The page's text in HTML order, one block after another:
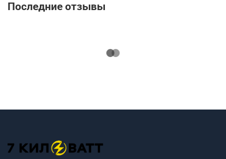
Последние отзывы